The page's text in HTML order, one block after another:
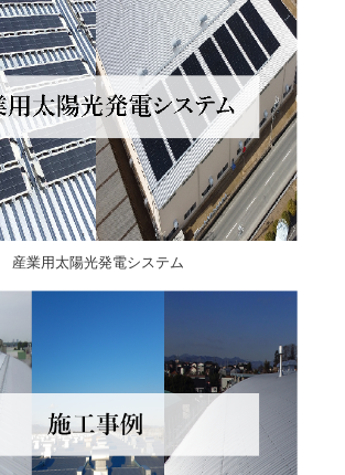
産業用太陽光発電システム